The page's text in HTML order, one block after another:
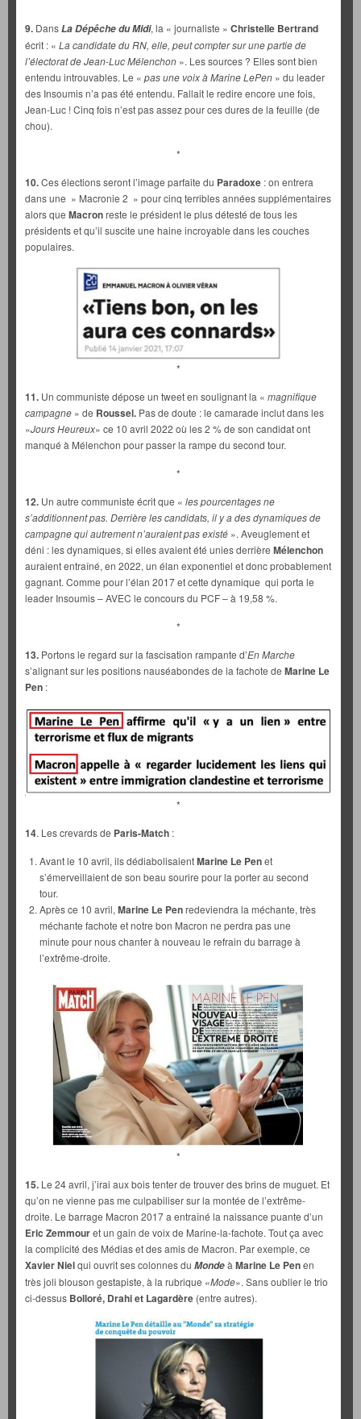
9. DansLa Dépêche du Midi, la « journaliste » Christelle Bertrand
écrit : « La candidate du RN, elle, peut compter sur une partie de
l’électorat de Jean-Luc Mélenchon ». Les sources ? Elles sont bien
entendu introuvables. Le « pas une voix à Marine LePen » du leader
des Insoumis n’a pas été entendu. Fallait le redire encore une fois,
Jean-Luc ! Cinq fois n’est pas assez pour ces dures de la feuille (de
chou).
*
10.Ces élections seront l’image parfaite du Paradoxe : on entrera
dans une » Macronie 2 » pour cinq terribles années supplémentaires
alors que Macronreste le président le plus détesté de tous les
présidents et qu’il suscite une haine incroyable dans les couches
populaires.
*
11. Un communiste dépose un tweet en soulignant la « magnifique
campagne » de Roussel. Pas de doute : le camarade inclut dans les
«Jours Heureux» ce 10 avril 2022 où les 2 % de son candidat ont
manqué à Mélenchon pour passer la rampe du second tour.
*
12. Un autre communiste écrit que « les pourcentages ne
s’additionnent pas. Derrière les candidats, il y a des dynamiques de
campagne qui autrement n’auraient pas existé ». Aveuglement et
déni : les dynamiques, si elles avaient été unies derrière Mélenchon
auraient entraîné, en 2022, un élan exponentiel et donc probablement
gagnant. Comme pour l’élan 2017 et cette dynamique qui porta le
leader Insoumis – AVEC le concours du PCF – à 19,58 %.
*
13. Portons le regard sur la fascisation rampante d’En Marche
s’alignant sur les positions nauséabondes de la fachote de Marine Le
Pen :
*
14. Les crevards de Paris-Match :
Avant le 10 avril, ils dédiabolisaientMarine Le Penet
s’émerveillaient de son beau sourire pour la porter au second
tour.
Après ce 10 avril, Marine Le Penredeviendra la méchante, très
méchante fachote et notre bon Macron ne perdra pas une
minute pour nous chanter à nouveau le refrain du barrage à
l’extrême-droite.
*
15. Le 24 avril, j’irai aux bois tenter de trouver des brins de muguet. Et
qu’on ne vienne pas me culpabiliser sur la montée de l’extrême-
droite. Le barrage Macron 2017 a entraîné la naissance puante d’un
Eric Zemmouret un gain de voix de Marine-la-fachote. Tout ça avec
la complicité des Médias et des amis de Macron. Par exemple, ce
Xavier Nielqui ouvrit ses colonnes du Mondeà Marine Le Penen
très joli blouson gestapiste, à la rubrique «Mode». Sans oublier le trio
ci-dessus Bolloré, Drahi et Lagardère (entre autres).